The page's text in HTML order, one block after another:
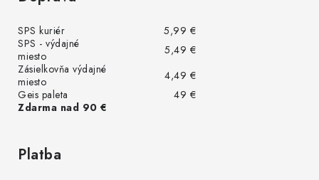
SPS kuriér
5,99 €
SPS - výdajné
miesto
5,49 €
Zásielkovňa výdajné
miesto
4,49 €
Geis paleta
49 €
Zdarma nad 90 €
Platba